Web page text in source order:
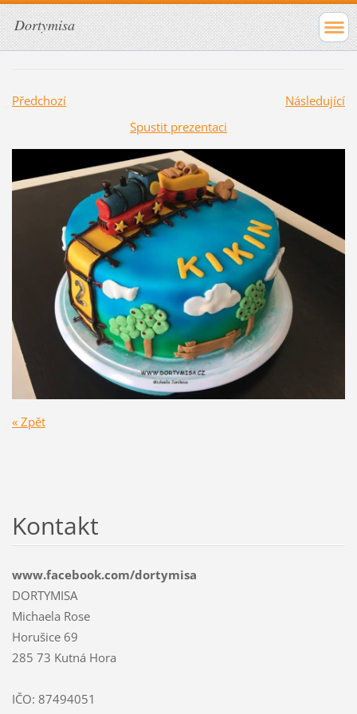
Dortymisa
Předchozí
Následující
Spustit prezentaci
« Zpět
Kontakt
www.facebook.com/dortymisa
DORTYMISA
Michaela Rose
Horušice 69
285 73 Kutná Hora
IČO: 87494051